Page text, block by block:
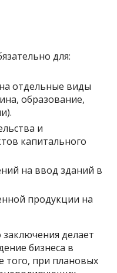
для:
отдельные виды
образование,
и
капитального
на ввод зданий в
продукции на
делает
бизнеса в
того, при плановых